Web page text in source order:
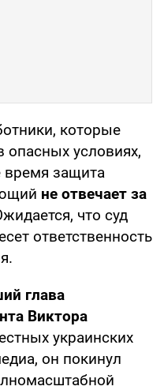
которые
опасных условиях,
время защита
не отвечает за
что суд
ответственность
глава
Виктора
украинских
он покинул